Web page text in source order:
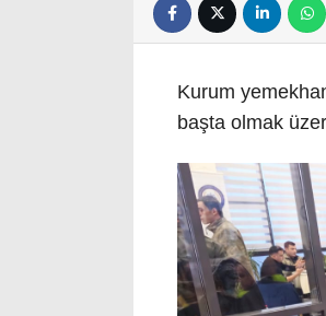
Kurum
başta olmak